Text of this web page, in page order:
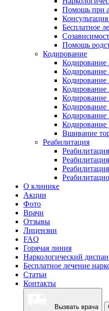
Помощь при
Бесплатное
Помощь
Кодирование
Кодирование
Кодирование
Кодирование
Кодирование
Кодирование
Кодирование
Кодирование
Вшивание
Реабилитация
О клинике
Акции
Фото
Врачи
Отзывы
Лицензии
FAQ
Горячая линия
Наркологический
Бесплатное лечение
Статьи
Контакты
Вызвать врача